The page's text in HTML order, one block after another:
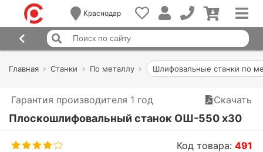
Краснодар
Главная Станки По металлу Шлифовальные станки по
Гарантия производителя 1 год Скачать
Плоскошлифовальный станок ОШ-550 x30
Код товара:491